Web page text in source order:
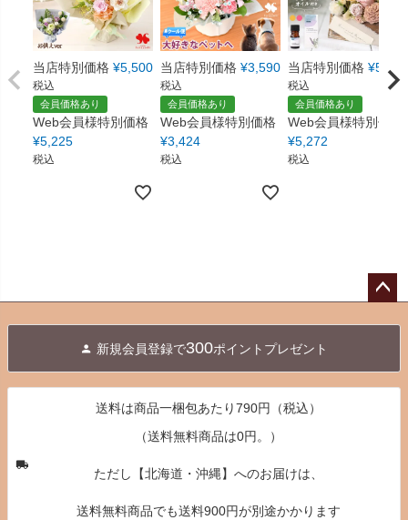
当店特別価格 ¥5,500
税込
会員価格あり
Web会員様特別価格
¥5,225
税込
当店特別価格 ¥3,590
税込
会員価格あり
Web会員様特別価格
¥3,424
税込
当店特別価格 ¥5,550
税込
会員価格あり
Web会員様特別価格
¥5,272
税込
へ
新規会員登録で300ポイントプレゼント
送料は商品一梱包あたり790円（税込）
（送料無料商品は0円。）
ただし【北海道・沖縄】へのお届けは、
送料無料商品でも送料900円が別途かかります